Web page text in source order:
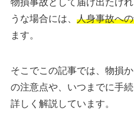
物損事故として届け出たけ
うな場合には、 人身事故へ
ます。
そこでこの記事では、物損
の注意点や、いつまでに手
詳しく解説しています。